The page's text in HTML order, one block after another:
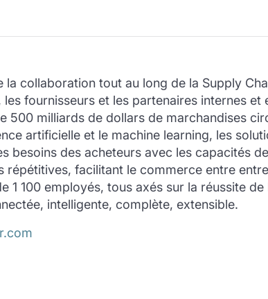
la collaboration tout au long de la Supply
fournisseurs et les partenaires internes
500 milliards de dollars de marchandises
artificielle et le machine learning, les
besoins des acheteurs avec les capacités
facilitant le commerce entre
100 employés, tous axés sur la réussite
intelligente, complète, extensible.